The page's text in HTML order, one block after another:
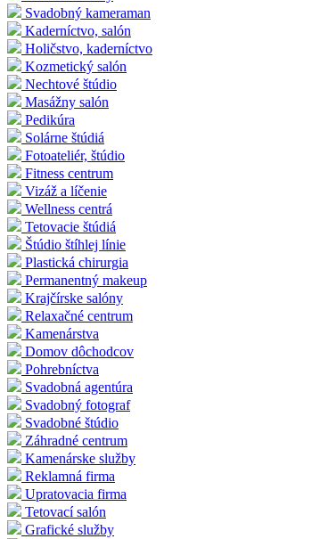
Svadobný kameraman
Kaderníctvo, salón
Holičstvo, kaderníctvo
Kozmetický salón
Nechtové štúdio
Masážny salón
Pedikúra
Solárne štúdiá
Fotoateliér, štúdio
Fitness centrum
Vizáž a líčenie
Wellness centrá
Tetovacie štúdiá
Štúdio štíhlej línie
Plastická chirurgia
Permanentný makeup
Krajčírske salóny
Relaxačné centrum
Kamenárstva
Domov dôchodcov
Pohrebníctva
Svadobná agentúra
Svadobný fotograf
Svadobné štúdio
Záhradné centrum
Kamenárske služby
Reklamná firma
Upratovacia firma
Tetovací salón
Grafické služby